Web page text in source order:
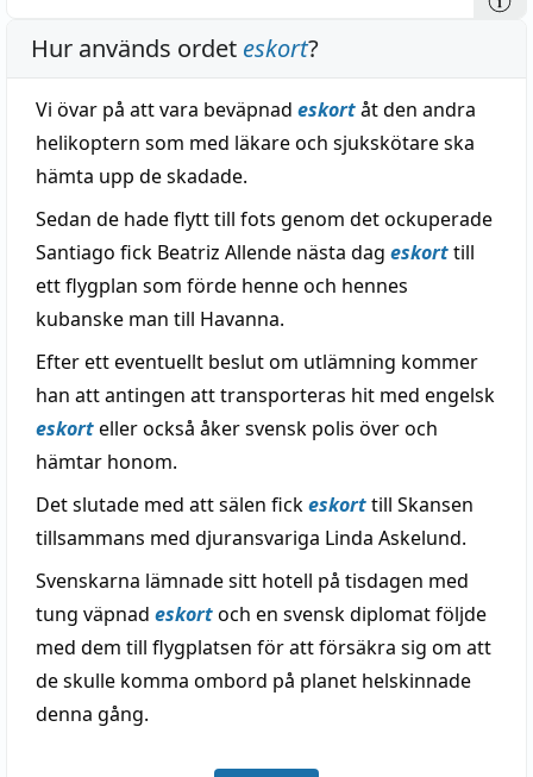
Hur används ordet eskort?
Vi övar på att vara beväpnad eskortåt den andra
helikoptern som med läkare och sjukskötare ska
hämta upp de skadade.
Sedan de hade flytt till fots genom det ockuperade
Santiago fick Beatriz Allende nästa dag eskorttill
ett flygplan som förde henne och hennes
kubanske man till Havanna.
Efter ett eventuellt beslut om utlämning kommer
han att antingen att transporteras hit med engelsk
eskorteller också åker svensk polis över och
hämtar honom.
Det slutade med att sälen fickeskorttill Skansen
tillsammans med djuransvariga Linda Askelund.
Svenskarna lämnade sitt hotell på tisdagen med
tung väpnad eskortoch en svensk diplomat följde
med dem till flygplatsen för att försäkra sig om att
de skulle komma ombord på planet helskinnade
denna gång.